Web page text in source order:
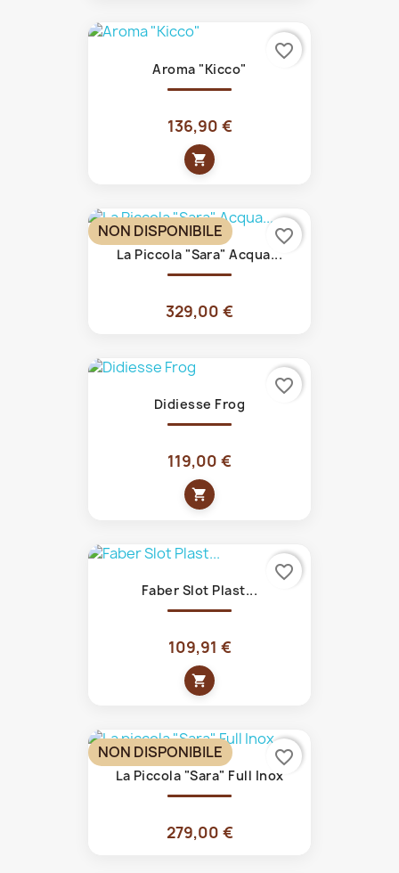
Aroma "Kicco"
136,90 €
shopping_cart
favorite_border
La Piccola "Sara" Acqua...
329,00 €
NON DISPONIBILE favorite_border
Didiesse Frog
119,00 €
shopping_cart
favorite_border
Faber Slot Plast...
109,91 €
shopping_cart
favorite_border
La Piccola "Sara" Full Inox
279,00 €
NON DISPONIBILE favorite_border